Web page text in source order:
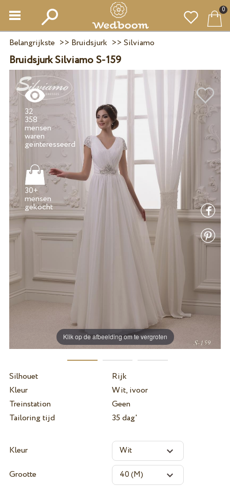
0
Belangrijkste >> Bruidsjurk >> Silviamo
Bruidsjurk Silviamo S-159
Klik op de afbeelding om te vergroten
32
358
mensen
waren
30+
mensen
gekocht
Silhouet
Rijk
Kleur
Wit, ivoor
Treinstation
Geen
Tailoring tijd
35 dag'
Kleur
Grootte